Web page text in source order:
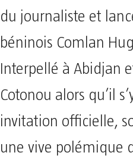
du journaliste et
béninois Comlan
Interpellé à Abidjan
Cotonou alors qu’il
invitation officielle,
une vive polémique